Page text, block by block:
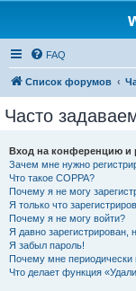
FAQ
Список форумов
Часто
Вход на конференцию и
Зачем мне нужно
Что такое COPPA?
Почему я не могу
Я только что
Почему я не могу войти?
Я давно зарегистрирован,
Я забыл пароль!
Почему мне периодически
Что делает функция